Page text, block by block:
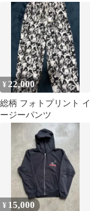
ストリート 裏原系
¥ 22,000
総柄 フォトプリント イ
ージーパンツ
¥ 15,000